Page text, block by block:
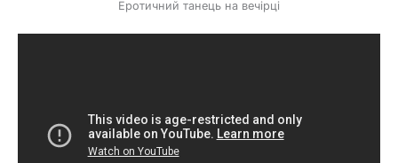
Еротичний танець на вечірці